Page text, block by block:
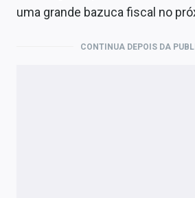
uma grande bazuca fiscal no
CONTINUA DEPOIS DA